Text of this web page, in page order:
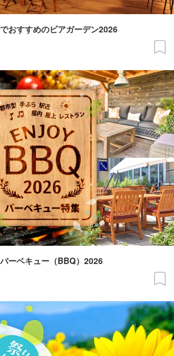
おすすめのビアガーデン2026
ーベキュー（BBQ）2026